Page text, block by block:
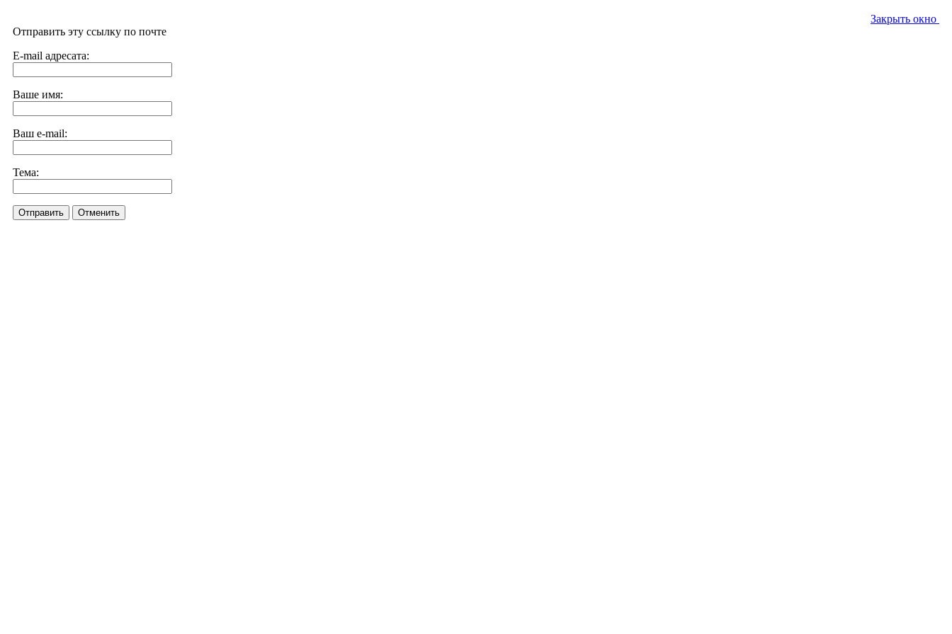
Закрыть окно
Отправить эту ссылку по почте
E-mail адресата:
Ваше имя:
Ваш e-mail:
Тема:
Отправить Отменить